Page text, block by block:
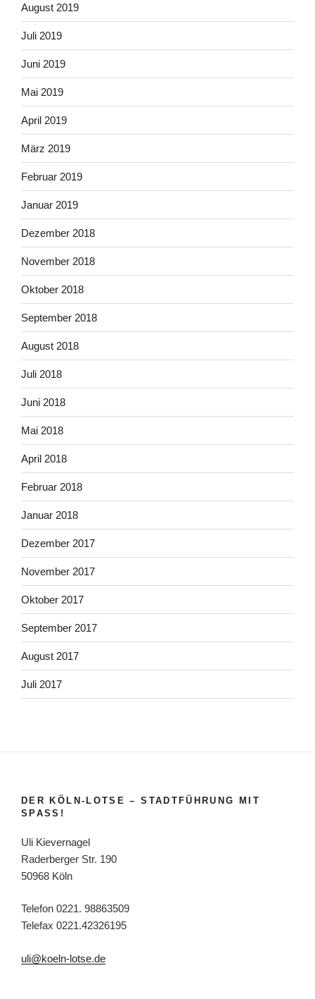
August 2019
Juli 2019
Juni 2019
Mai 2019
April 2019
März 2019
Februar 2019
Januar 2019
Dezember 2018
November 2018
Oktober 2018
September 2018
August 2018
Juli 2018
Juni 2018
Mai 2018
April 2018
Februar 2018
Januar 2018
Dezember 2017
November 2017
Oktober 2017
September 2017
August 2017
Juli 2017
DER KÖLN-LOTSE – STADTFÜHRUNG MIT
SPASS!
Uli Kievernagel
Raderberger Str. 190
50968 Köln
Telefon 0221. 98863509
Telefax 0221.42326195
uli@koeln-lotse.de